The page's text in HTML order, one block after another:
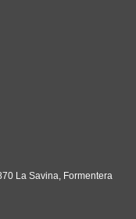
La Savina, Formentera